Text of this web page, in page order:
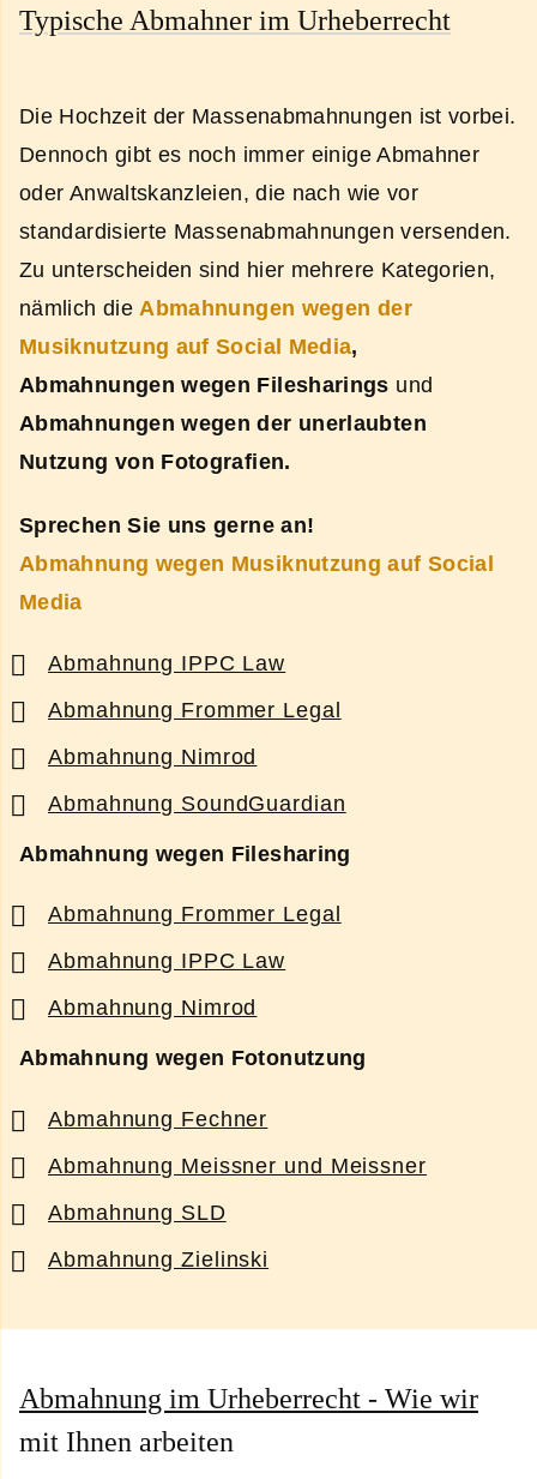
Typische Abmahner im Urheberrecht
Die Hochzeit der Massenabmahnungen ist vorbei.
Dennoch gibt es noch immer einige Abmahner
oder Anwaltskanzleien, die nach wie vor
standardisierte Massenabmahnungen versenden.
Zu unterscheiden sind hier mehrere Kategorien,
nämlich die Abmahnungen wegen der
Musiknutzung auf Social Media,
Abmahnungen wegen Filesharings und
Abmahnungen wegen der unerlaubten
Nutzung von Fotografien.
Sprechen Sie uns gerne an!
Abmahnung wegen Musiknutzung auf Social
Media
Abmahnung IPPC Law
Abmahnung Frommer Legal
Abmahnung Nimrod
Abmahnung SoundGuardian
Abmahnung wegen Filesharing
Abmahnung Frommer Legal
Abmahnung IPPC Law
Abmahnung Nimrod
Abmahnung wegen Fotonutzung
Abmahnung Fechner
Abmahnung Meissner und Meissner
Abmahnung SLD
Abmahnung Zielinski
Abmahnung im Urheberrecht - Wie wir
mit Ihnen arbeiten